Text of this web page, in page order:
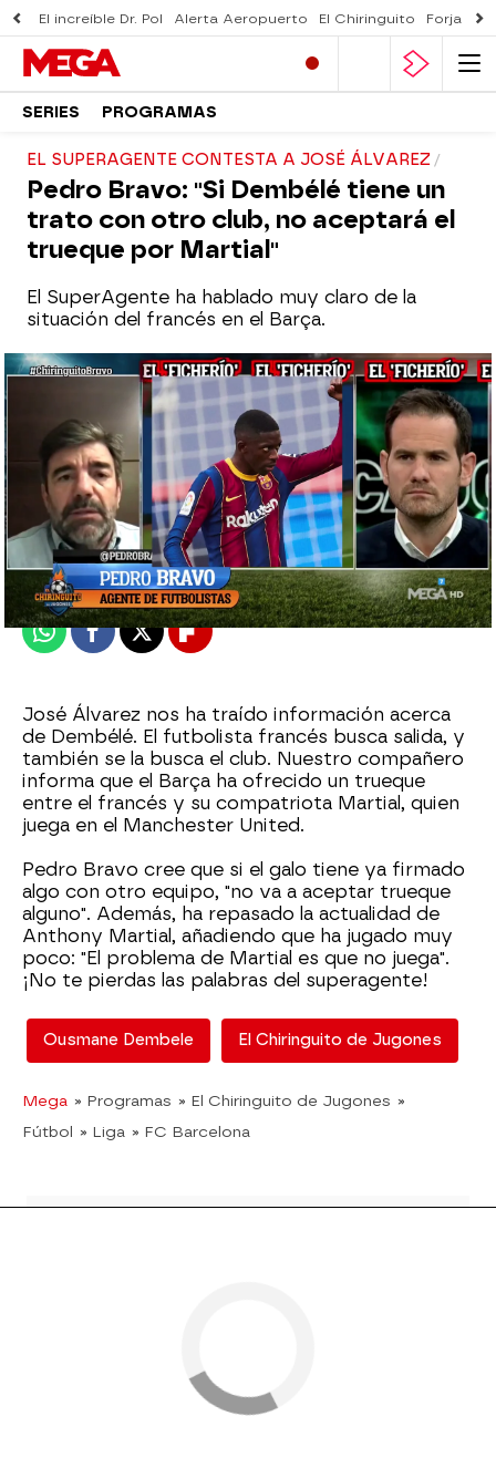
El increíble Dr. Pol Alerta Aeropuerto El Chiringuito Forjado
SERIES PROGRAMAS
EL SUPERAGENTE CONTESTA A JOSÉ ÁLVAREZ
Pedro Bravo: "Si Dembélé tiene un
trato con otro club, no aceptará el
trueque por Martial"
El SuperAgente ha hablado muy claro de la
situación del francés en el Barça.
El Chiringuito
Madrid
Publicado:18 de enero de 2022, 01:31
WhatsappFacebook
X Flipboard
José Álvarez nos ha traído información acerca
de Dembélé. El futbolista francés busca salida, y
también se la busca el club. Nuestro compañero
informa que el Barça ha ofrecido un trueque
entre el francés y su compatriota Martial, quien
juega en el Manchester United.
Pedro Bravo cree que si el galo tiene ya firmado
algo con otro equipo, "no va a aceptar trueque
alguno". Además, ha repasado la actualidad de
Anthony Martial, añadiendo que ha jugado muy
poco: "El problema de Martial es que no juega".
¡No te pierdas las palabras del superagente!
Ousmane Dembele El Chiringuito de Jugones
Mega » Programas » El Chiringuito de Jugones »
Fútbol » Liga » FC Barcelona